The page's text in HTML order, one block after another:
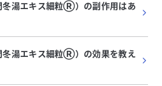
冬湯エキス細粒Ⓡ️）の副作用はあ
冬湯エキス細粒Ⓡ️）の効果を教え